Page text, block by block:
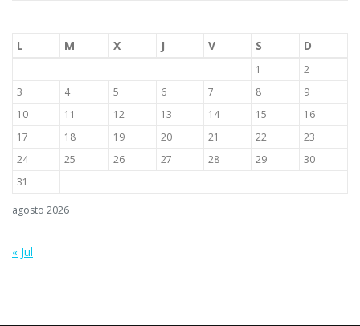
agosto 2026
L M X J V S D
1
2
3
4 5 6 7 8
9
10
11 12 13 14 15
16
17
18 19 20 21 22
23
24
25 26 27 28 29
30
31
« Jul